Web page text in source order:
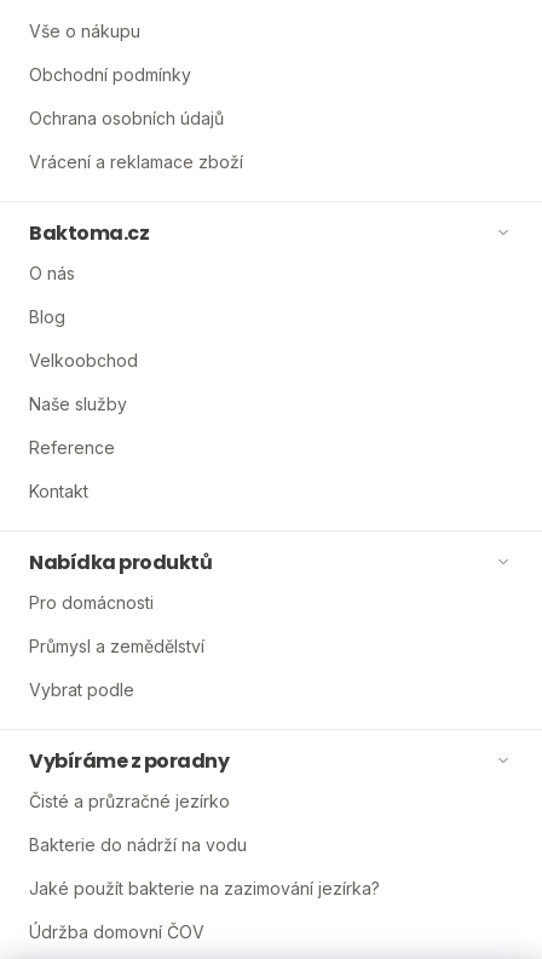
Vše o nákupu
Obchodní podmínky
Ochrana osobních údajů
Vrácení a reklamace zboží
Baktoma.cz
O nás
Blog
Velkoobchod
Naše služby
Reference
Kontakt
Nabídka produktů
Pro domácnosti
Průmysl a zemědělství
Vybrat podle
Vybíráme z poradny
Čisté a průzračné jezírko
Bakterie do nádrží na vodu
Jaké použít bakterie na zazimování jezírka?
Údržba domovní ČOV